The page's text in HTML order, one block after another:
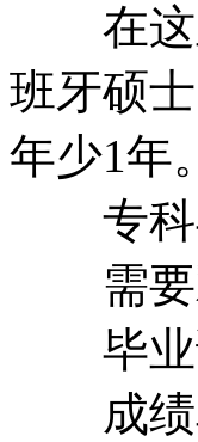
在这里
班牙硕
年少1年。
专科
需要
毕业
成绩